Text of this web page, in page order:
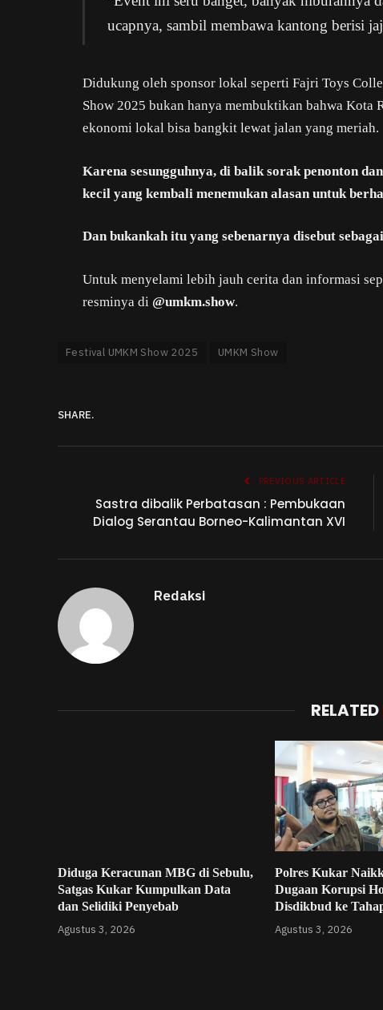
ucapnya, sambil membawa kantong berisi
Didukung oleh sponsor lokal seperti Fajri Toys
Show 2025 bukan hanya membuktikan bahwa Kota
ekonomi lokal bisa bangkit lewat jalan yang meriah.
Karena sesungguhnya, di balik sorak penonton
kecil yang kembali menemukan alasan untuk
Dan bukankah itu yang sebenarnya disebut
Untuk menyelami lebih jauh cerita dan informasi
resminya di @umkm.show.
Festival UMKM Show 2025 UMKM Show
SHARE.
PREVIOUS ARTICLE
Sastra dibalik Perbatasan : Pembukaan
Dialog Serantau Borneo-Kalimantan XVI
Redaksi
RELATED
Diduga Keracunan MBG di Sebulu,
Satgas Kukar Kumpulkan Data
dan Selidiki Penyebab
Agustus 3, 2026
Polres Kukar
Dugaan Korupsi
Disdikbud ke
Agustus 3, 2026